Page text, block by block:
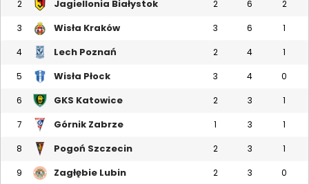
2 Jagiellonia Białystok 2 6 2
3 Wisła Kraków 3 6 1
4 Lech Poznań 2 4 1
5 Wisła Płock 3 4 0
6 GKS Katowice 2 3 1
7 Górnik Zabrze 1 3 1
8 Pogoń Szczecin 2 3 1
9 Zagłębie Lubin 2 3 0